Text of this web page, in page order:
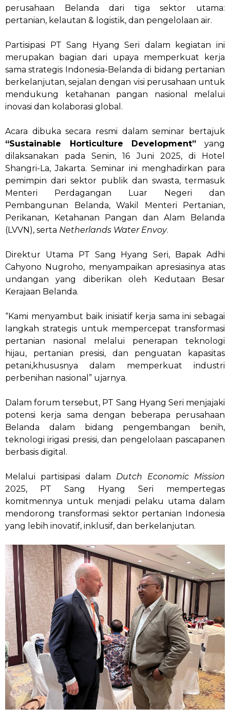
perusahaan Belanda dari tiga sektor utama:
pertanian, kelautan & logistik, dan pengelolaan air.
Partisipasi PT Sang Hyang Seri dalam kegiatan ini
merupakan bagian dari upaya memperkuat kerja
sama strategis Indonesia-Belanda di bidang pertanian
berkelanjutan, sejalan dengan visi perusahaan untuk
mendukung ketahanan pangan nasional melalui
inovasi dan kolaborasi global.
Acara dibuka secara resmi dalam seminar bertajuk
“Sustainable Horticulture Development” yang
dilaksanakan pada Senin, 16 Juni 2025, di Hotel
Shangri-La, Jakarta. Seminar ini menghadirkan para
pemimpin dari sektor publik dan swasta, termasuk
Menteri Perdagangan Luar Negeri dan
Pembangunan Belanda, Wakil Menteri Pertanian,
Perikanan, Ketahanan Pangan dan Alam Belanda
(LVVN), serta Netherlands Water Envoy.
Direktur Utama PT Sang Hyang Seri, Bapak Adhi
Cahyono Nugroho, menyampaikan apresiasinya atas
undangan yang diberikan oleh Kedutaan Besar
Kerajaan Belanda.
“Kami menyambut baik inisiatif kerja sama ini sebagai
langkah strategis untuk mempercepat transformasi
pertanian nasional melalui penerapan teknologi
hijau, pertanian presisi, dan penguatan kapasitas
petani,khususnya dalam memperkuat industri
perbenihan nasional” ujarnya.
Dalam forum tersebut, PT Sang Hyang Seri menjajaki
potensi kerja sama dengan beberapa perusahaan
Belanda dalam bidang pengembangan benih,
teknologi irigasi presisi, dan pengelolaan pascapanen
berbasis digital.
Melalui partisipasi dalam Dutch Economic Mission
2025, PT Sang Hyang Seri mempertegas
komitmennya untuk menjadi pelaku utama dalam
mendorong transformasi sektor pertanian Indonesia
yang lebih inovatif, inklusif, dan berkelanjutan.